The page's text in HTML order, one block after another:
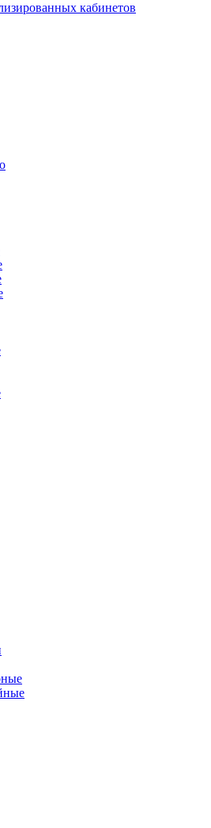
кабинетов